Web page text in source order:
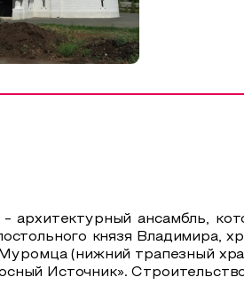
архитектурный ансамбль,
князя Владимира,
(нижний трапезный
Источник».